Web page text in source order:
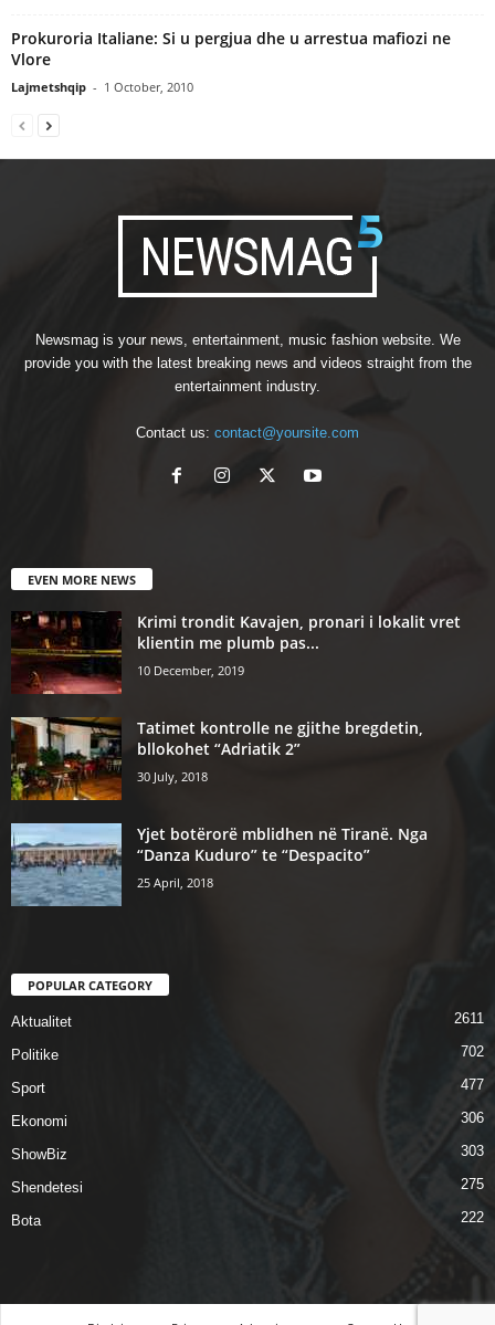
Prokuroria Italiane: Si u pergjua dhe u arrestua mafiozi ne
Vlore
Lajmetshqip - 1 October, 2010
Newsmag is your news, entertainment, music fashion website. We
provide you with the latest breaking news and videos straight from the
entertainment industry.
Contact us: contact@yoursite.com
EVEN MORE NEWS
Krimi trondit Kavajen, pronari i lokalit vret
klientin me plumb pas...
10 December, 2019
Tatimet kontrolle ne gjithe bregdetin,
bllokohet “Adriatik 2”
30 July, 2018
Yjet botërorë mblidhen në Tiranë. Nga
“Danza Kuduro” te “Despacito”
25 April, 2018
POPULAR CATEGORY
Aktualitet 2611
Politike 702
Sport 477
Ekonomi 306
ShowBiz 303
Shendetesi 275
Bota 222